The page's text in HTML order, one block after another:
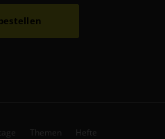
Themen Hefte